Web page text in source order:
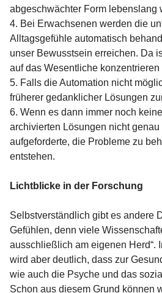
abgeschwächter Form lebenslang
4. Bei Erwachsenen werden die
Alltagsgefühle automatisch
unser Bewusstsein erreichen. Da
auf das Wesentliche konzentrieren
5. Falls die Automation nicht
früherer gedanklicher Lösungen
6. Wenn es dann immer noch
archivierten Lösungen nicht
aufgeforderte, die Probleme zu
entstehen.
Lichtblicke in der Forschung
Selbstverständlich gibt es andere
Gefühlen, denn viele
ausschließlich am eigenen Herd“.
wird aber deutlich, dass zur
wie auch die Psyche und das
Schon aus diesem Grund können